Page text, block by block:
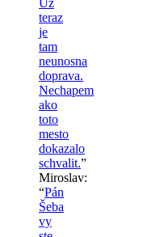
teraz
je
tam
neunosna
doprava.
Nechapem
ako
toto
mesto
dokazalo
schvalit.”
Miroslav:
“Pán
Šeba
vy